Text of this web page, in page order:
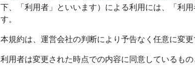
下、「利用者」といいます）による利用には、「利
す。
本規約は、運営会社の判断により予告なく任意に変更
利用者は変更された時点での内容に同意しているも